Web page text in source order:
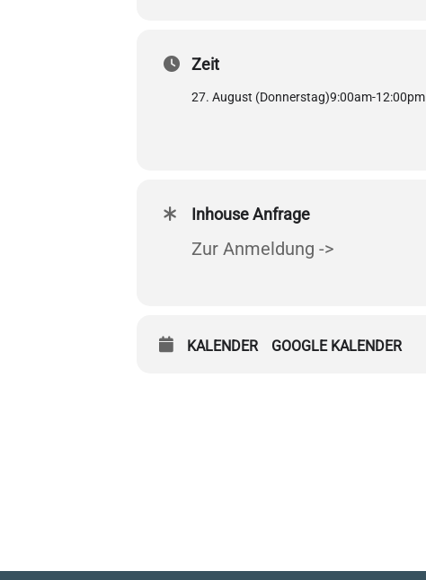
Zeit
27. August (Donnerstag)9:00am-12:00pm
Inhouse Anfrage
Zur Anmeldung ->
KALENDER GOOGLE KALENDER